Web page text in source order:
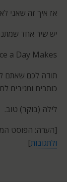
אז איך זה שאני
יש שיר אחד
a Day Makes.
תודה לכם שאתם
כותבים ומגיבים
לילה (בוקר) טוב.
[הערה: הפוסט
ולתגובות]